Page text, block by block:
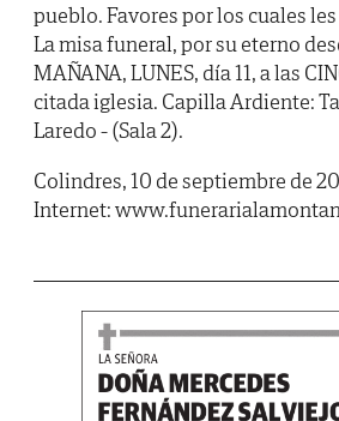
pueblo. Favores por los cuales
La misa funeral, por su eterno
MAÑANA, LUNES, día 11, a las
citada iglesia. Capilla Ardiente:
Laredo - (Sala 2).
Colindres, 10 de septiembre de
Internet: